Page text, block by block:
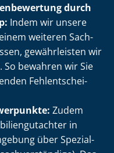
durch
Indem wir unsere
weiteren Sach­
gewährleisten wir
bewahren wir Sie
Fehl­ent­schei­
Zudem
in
über Spe­zi­al­